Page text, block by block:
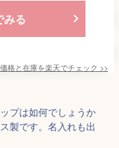
みる
価格と在庫を楽天でチェック >>
プは如何でしょうか
製です。名入れも出